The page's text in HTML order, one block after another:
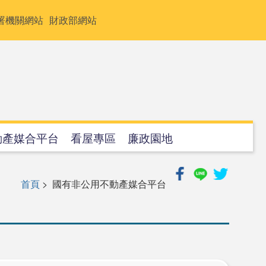
機關網站 財政部網站
媒合平台 看屋專區 廉政園地
首頁 > 國有非公用不動產媒合平台